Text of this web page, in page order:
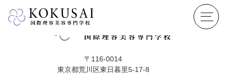
〒116-0014
東京都荒川区東日暮里5-17-8